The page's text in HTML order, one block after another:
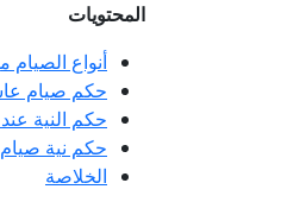
المحتويات
أنواع
حكم صيام
حكم النية
حكم نية صيام
الخلاصة